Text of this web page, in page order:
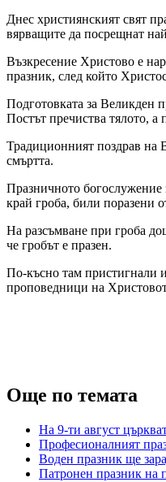
Днес християнският свят
вярващите да посрещнат
Възкресение Христово е
празник, след който
Подготовката за Великден
Постът пречиства тялото,
Традиционният поздрав на
смъртта.
Празничното богослужение
край гроба, били поразени
На разсъмване при гроба
че гробът е празен.
По-късно там пристигнали
проповедници на
Още по темата
На 9-ти август
Професионалният
Воден празник ще
Патронен празник на